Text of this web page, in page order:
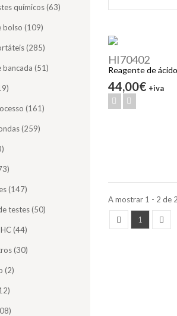
químicos (63)
bolso (109)
(285)
(51)
(161)
(259)
(147)
testes (50)
(44)
(30)
(2)
HI70402
Reagente de
44,00€ +iva
A mostrar 1 - 2 de
1